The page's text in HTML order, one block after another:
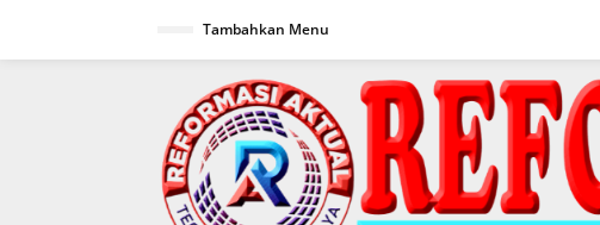
Tambahkan Menu